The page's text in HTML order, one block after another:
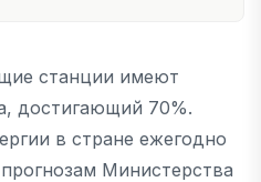
станции имеют
достигающий 70%.
в стране ежегодно
Министерства